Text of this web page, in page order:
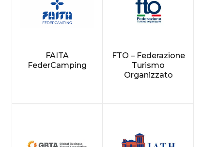
FAITA
FederCamping
FTO – Federazione
Turismo
Organizzato